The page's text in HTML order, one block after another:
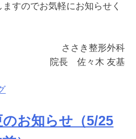
すのでお気軽にお知らせく
ささき整形外科
院長 佐々木 友基
お知らせ（5/25